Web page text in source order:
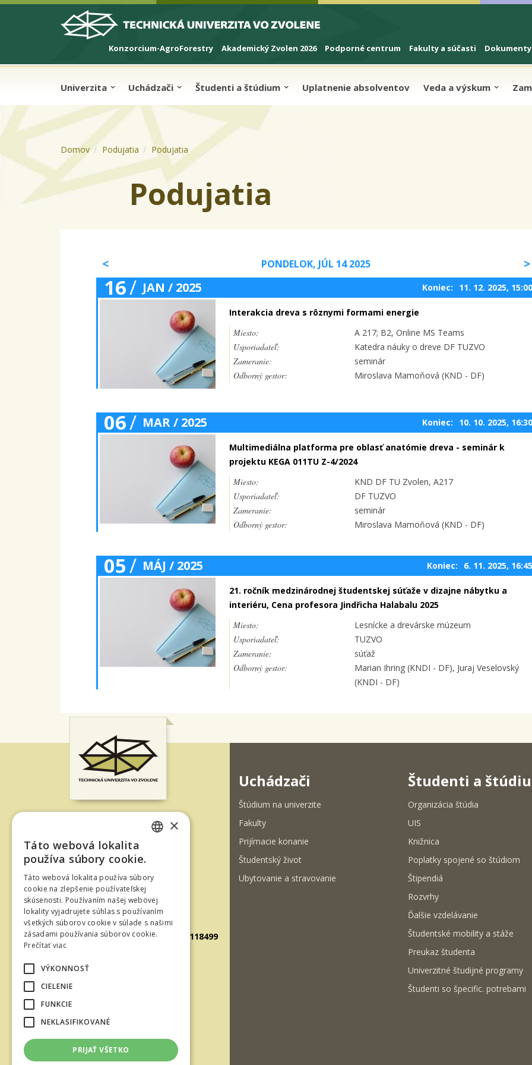
Skip to cookies
Skip to navigation
Skočiť na hlavný obsah
Konzorcium-AgroForestry Akademický Zvolen 2026 Podporné centrum Fakulty a súčasti Dokumenty
Univerzita Uchádzači Študenti a štúdium Uplatnenie absolventov Veda a výskum
Domov Podujatia Podujatia
Podujatia
PONDELOK, JÚL 14 2025
16/ JAN / 2025 Koniec: 11. 12. 2025, 15:00
Interakcia dreva s rôznymi formami energie
Miesto:
A 217; B2, Online MS Teams
Usporiadateľ:
Katedra náuky o dreve DF TUZVO
Zameranie:
seminár
Odborný gestor:
Miroslava Mamoňová (KND - DF)
06/ MAR / 2025 Koniec: 10. 10. 2025, 16:30
Multimediálna platforma pre oblasť anatómie dreva - seminár k
projektu KEGA 011TU Z-4/2024
Miesto:
KND DF TU Zvolen, A217
Usporiadateľ:
DF TUZVO
Zameranie:
seminár
Odborný gestor:
Miroslava Mamoňová (KND - DF)
05/ MÁJ / 2025 Koniec: 6. 11. 2025, 16:45
21. ročník medzinárodnej študentskej súťaže v dizajne nábytku a
interiéru, Cena profesora Jindřicha Halabalu 2025
Miesto:
Lesnícke a drevárske múzeum
Usporiadateľ:
TUZVO
Zameranie:
súťaž
Odborný gestor:
Marian Ihring (KNDI - DF), Juraj Veselovský
(KNDI - DF)
960 01 Zvolen
Slovenská republika
Tel.: +421-45-520 61 11
Fax: +421-45-533 00 27
E-mail: info@tuzvo.sk
GPS súradnice: 48.572024,19.118499
IČO: 00397440
DIČ: 2020474808
IČ DPH: SK2020474808
E-mail: podatelna@tuzvo.sk
Uchádzači
Štúdium na univerzite
Fakulty
Prijímacie konanie
Študentský život
Ubytovanie a stravovanie
Študenti a
Organizácia štúdia
UIS
Knižnica
Poplatky spojené so štúdiom
Štipendiá
Rozvrhy
Ďalšie vzdelávanie
Študentské mobility a stáže
Preukaz študenta
Univerzitné študijné programy
Študenti so špecific. potrebami
×
Táto webová lokalita
používa súbory cookie.
Táto webová lokalita používa súbory
cookie na zlepšenie používateľskej
skúsenosti. Používaním našej webovej
lokality vyjadrujete súhlas s používaním
všetkých súborov cookie v súlade s našimi
zásadami používania súborov cookie.
Prečítať viac
VÝKONNOSŤ
CIELENIE
FUNKCIE
NEKLASIFIKOVANÉ
PRIJAŤ VŠETKO